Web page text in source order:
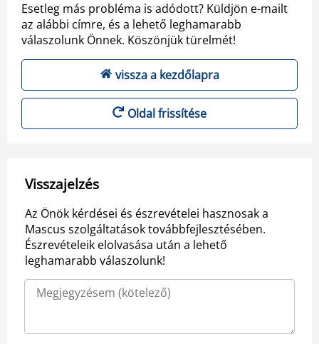
Esetleg más probléma is adódott? Küldjön e-mailt
az alábbi címre, és a lehető leghamarabb
válaszolunk Önnek. Köszönjük türelmét!
vissza a kezdőlapra
Oldal frissítése
Visszajelzés
Az Önök kérdései és észrevételei hasznosak a
Mascus szolgáltatások továbbfejlesztésében.
Észrevételeik elolvasása után a lehető
leghamarabb válaszolunk!